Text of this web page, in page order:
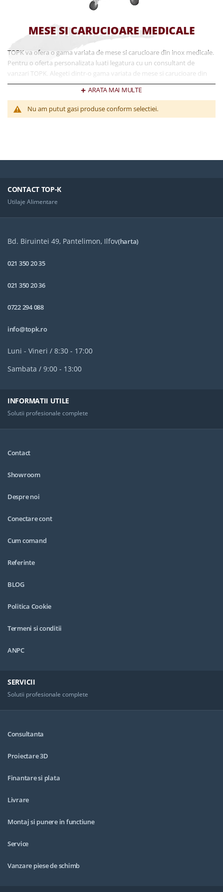
MESE SI CARUCIOARE MEDICALE
TOPK va ofera o gama variata de mese si carucioare din inox medicale.
Pentru o oferta personalizata luati legatura cu un consultant de
vanzari TOPK. Alegeti dintr-o gama variata de mese si carucioare din
inox medicale, pentru diagnosticare, operatie sau autopstie, ajustabile
pe inaltime sau fixe. Alegeti cel mai bun raport calitate pret pentru
echipamente produse cu ultima tehnologie, dedicate nevoilor dvs.
ARATA MAI MULTE
Nu am putut gasi produse conform selectiei.
CONTACT TOP-K
Utilaje Alimentare
Bd. Biruintei 49, Pantelimon, Ilfov(harta)
021 350 20 35
021 350 20 36
0722 294 088
info@topk.ro
Luni - Vineri / 8:30 - 17:00
Sambata / 9:00 - 13:00
INFORMATII UTILE
Solutii profesionale complete
Contact
Showroom
Despre noi
Conectare cont
Cum comand
Referinte
BLOG
Politica Cookie
Termeni si conditii
ANPC
SERVICII
Solutii profesionale complete
Consultanta
Proiectare 3D
Finantare si plata
Livrare
Montaj si punere in functiune
Service
Vanzare piese de schimb